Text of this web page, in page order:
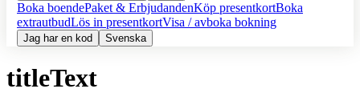
Boka boendePaket & ErbjudandenKöp presentkortBoka
extrautbudLös in presentkortVisa / avboka bokning
Jag har en kod Svenska
titleText